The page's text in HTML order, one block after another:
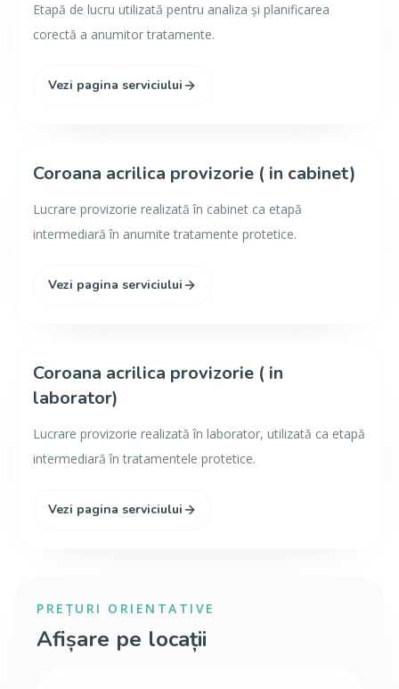
Etapă de lucru utilizată pentru analiza și planificarea
corectă a anumitor tratamente.
Vezi pagina serviciului
Coroana acrilica provizorie ( in cabinet)
Lucrare provizorie realizată în cabinet ca etapă
intermediară în anumite tratamente protetice.
Vezi pagina serviciului
Coroana acrilica provizorie ( in
laborator)
Lucrare provizorie realizată în laborator, utilizată ca etapă
intermediară în tratamentele protetice.
Vezi pagina serviciului
PREȚURI ORIENTATIVE
Afișare pe locații